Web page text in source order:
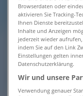
Läuft am 26.8.
Neu
VollCorner
Browserdaten oder
aktivieren Sie Tracking-
Ihnen Dienste
Inhalte und Anzeigen
jederzeit wieder
indem Sie auf den Link
Einstellungen gelten
Datenschutzerklärung.
Wir und unsere
Verwendung genauer